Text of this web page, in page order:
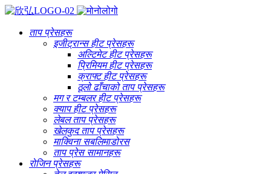
ताप प्रेसहरू
इजीट्रान्स हीट प्रेसहरू
अल्टिमेट हीट प्रेसहरू
प्रिमियम हीट प्रेसहरू
क्राफ्ट हीट प्रेसहरू
ठूलो ढाँचाको ताप प्रेसहरू
मग र टम्बलर हीट प्रेसहरू
क्याप हीट प्रेसहरू
लेबल ताप प्रेसहरू
खेलकुद ताप प्रेसहरू
माक्विना सबलिमाडोरस
ताप प्रेस सामानहरू
रोजिन प्रेसहरू